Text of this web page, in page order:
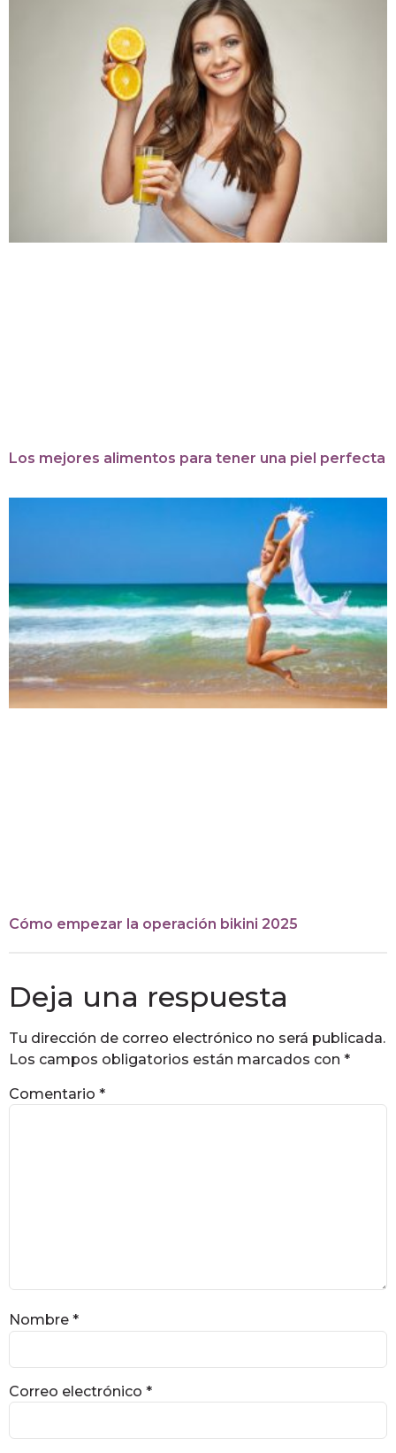
Los mejores alimentos para tener una piel perfecta
Cómo empezar la operación bikini 2025
Deja una respuesta
Tu dirección de correo electrónico no será publicada.
Los campos obligatorios están marcados con *
Comentario *
Nombre *
Correo electrónico *